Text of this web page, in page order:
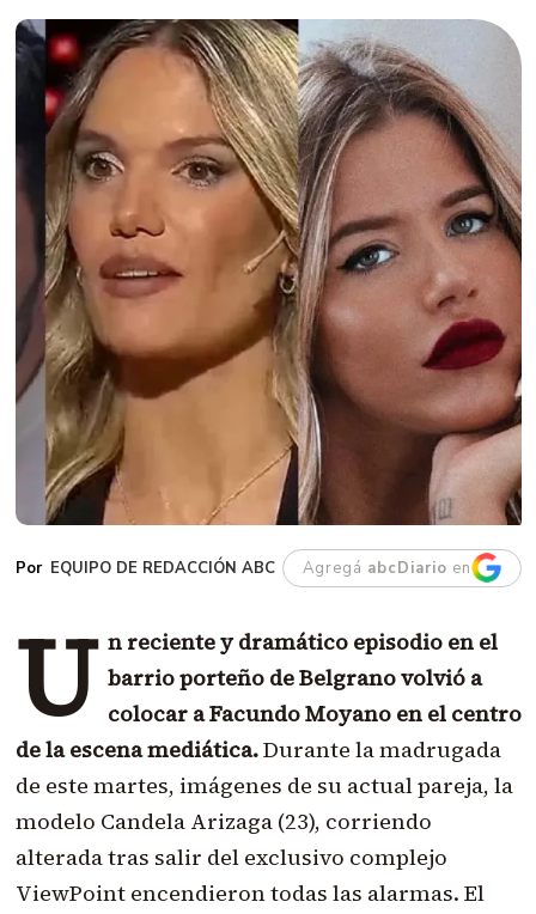
EQUIPO DE REDACCIÓN ABC Agregá abcDiario en
U n reciente y dramático episodio en el
barrio porteño de Belgrano volvió a
colocar a Facundo Moyano en el centro
de la escena mediática.Durante la madrugada
de este martes, imágenes de su actual pareja, la
modelo Candela Arizaga (23), corriendo
alterada tras salir del exclusivo complejo
ViewPoint encendieron todas las alarmas. El